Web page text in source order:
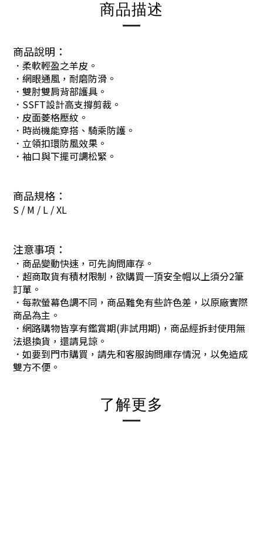
商品描述
商品說明：
．柔軟輕盈之羊皮。
． 網眼通風，耐磨防滑。
． 雙肘雙肩背部護具。
． SSFT設計高支撐剪裁。
． 皮面菱格壓紋。
． 時尚機能穿搭、騎乘防護。
． 立領扣環防風效果。
． 袖口與下擺可調松緊。
商品規格：
S / M / L / XL
注意事項：
．商品變動快速，可先詢問庫存。
．超商取貨有積材限制，欲購買一頂安全帽以上須分2筆
訂單。
．每款螢幕色調不同，商品難免有些許色差，以原廠實際
商品為主。
．網路購物皆享有鑑賞期(非試用期)，商品經拆封使用無
法退換貨，還請見諒。
．如要到門市購買，請先和客服詢問庫存情況，以免造成
雙方不便。
了解更多